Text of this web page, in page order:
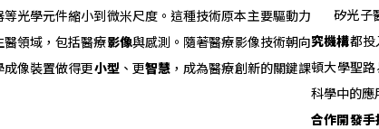
光學元件縮小到微米尺度。這種技術原本主要驅動力
領域，包括醫療影像與感測。隨著醫療影像技術朝向
像裝置做得更小型 、更智慧 ，成為醫療創新的關鍵課
矽光子醫
究機構都
頓大學聖
科學中的應
合作開發手